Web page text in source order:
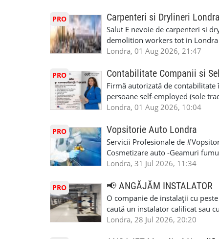
oră pauză de masă) •
saptaminal fara garantie sau
de 1/sapt) -tel- 07440366084
PRO Carpenteri si Drylineri Londra
Salut E nevoie de carpenteri si
demolition workers tot in
Londra, 01 Aug 2026, 21:47
PRO Contabilitate Companii si
Firmă autorizată de contabilitate
persoane self-employed (sole
închiriate (landlords) Serviciile
HMRC: PAYE / VAT / CIS ✔
Consultanță fiscală ✔ Declarații
Corporation Tax ✔ Company
planuri ✔ Cash-flow și previziuni
serviciile noastre? ✔ Suntem
ca tax agents ✔ Suntem
Service Provider), astfel putem
Deținem asigurare profesională
Disponibilitate pentru
07444800302 Email:
Londra, 01 Aug 2026, 10:04
PRO Vopsitorie Auto Londra
Servicii Profesionale de
Cosmetizare auto -Geamuri
Masina la Schimb. -Reparatiile
Utilizam cele mai moderne,
#Mecanic_Auto_Londra.
#Vopsitorie_Auto_Londra.
#Romanian_Auto_Service.
Londra, 31 Jul 2026, 11:34
PRO 📢 ANGĂJĂM INSTALATOR
O companie de instalații cu
caută un instalator calificat sau
Colchester și alte zone . Căutăm
Londra, 28 Jul 2026, 20:20